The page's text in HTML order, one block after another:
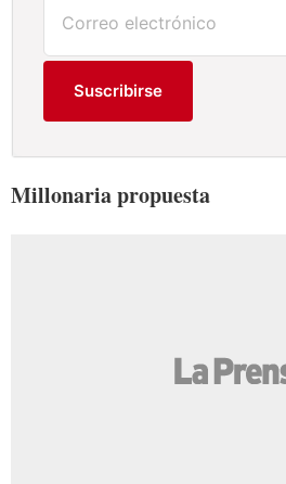
Suscribirse
Millonaria propuesta